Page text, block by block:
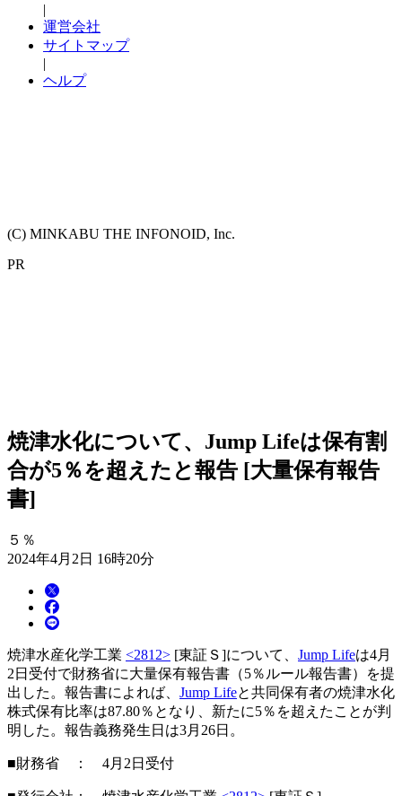
|
運営会社
サイトマップ
|
ヘルプ
(C) MINKABU THE INFONOID, Inc.
PR
焼津水化について、Jump Lifeは保有割
合が5％を超えたと報告 [大量保有報告
書]
５％
2024年4月2日 16時20分
焼津水産化学工業 <2812> [東証Ｓ]について、 Jump Lifeは4月
2日受付で財務省に大量保有報告書（5％ルール報告書）を提
出した。報告書によれば、 Jump Lifeと共同保有者の焼津水化
株式保有比率は87.80％となり、新たに5％を超えたことが判
明した。報告義務発生日は3月26日。
■財務省 ： 4月2日受付